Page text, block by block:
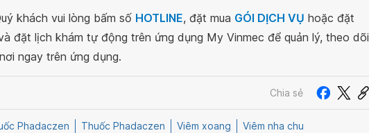
khách vui lòng bấm số HOTLINE, đặt mua GÓI DỊCH VỤ hoặc đặt
đặt lịch khám tự động trên ứng dụng My Vinmec để quản lý, theo dõi
ngay trên ứng dụng.
Chia sẻ
Phadaczen Thuốc Phadaczen Viêm xoang Viêm nha chu